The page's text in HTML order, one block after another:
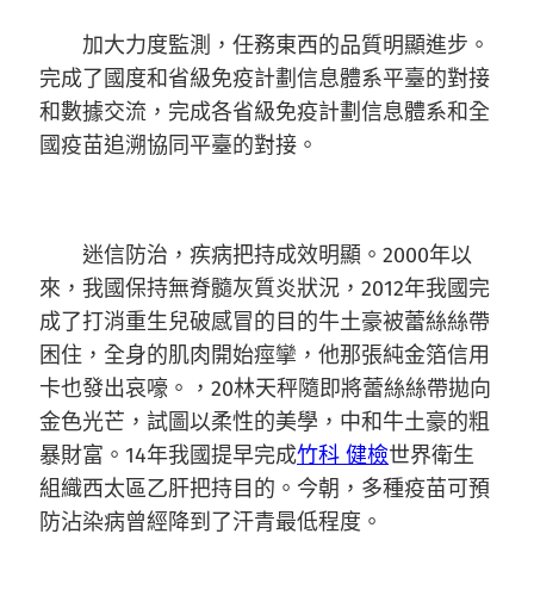
加大力度監測，任務東西的品質明顯進步。
完成了國度和省級免疫計劃信息體系平臺的對接
和數據交流，完成各省級免疫計劃信息體系和全
國疫苗追溯協同平臺的對接。
迷信防治，疾病把持成效明顯。2000年以
來，我國保持無脊髓灰質炎狀況，2012年我國完
成了打消重生兒破感冒的目的牛土豪被蕾絲絲帶
困住，全身的肌肉開始痙攣，他那張純金箔信用
卡也發出哀嚎。，20林天秤隨即將蕾絲絲帶拋向
金色光芒，試圖以柔性的美學，中和牛土豪的粗
暴財富。14年我國提早完成竹科 健檢世界衛生
組織西太區乙肝把持目的。今朝，多種疫苗可預
防沾染病曾經降到了汗青最低程度。